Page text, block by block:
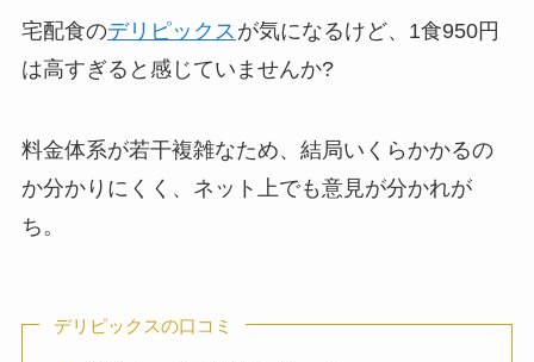
宅配食のデリピックス が気になるけど、1食950円
は高すぎると感じていませんか?
料金体系が若干複雑なため、結局いくらかかるの
か分かりにくく、ネット上でも意見が分かれが
ち。
デリピックスの口コミ